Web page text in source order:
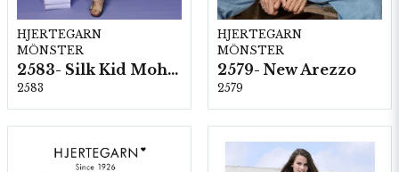
HJERTEGARN
MÖNSTER
2583- Silk Kid Mohair
2583
HJERTEGARN
MÖNSTER
2579- New Arezzo
2579